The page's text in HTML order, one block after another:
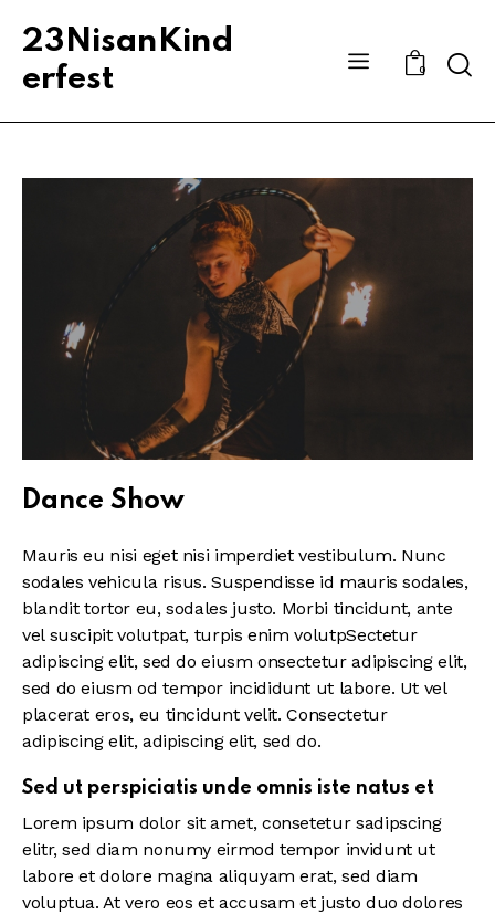
23NisanKind
erfest
0
Dance Show
Mauris eu nisi eget nisi imperdiet vestibulum. Nunc
sodales vehicula risus. Suspendisse id mauris sodales,
blandit tortor eu, sodales justo. Morbi tincidunt, ante
vel suscipit volutpat, turpis enim volutpSectetur
adipiscing elit, sed do eiusm onsectetur adipiscing elit,
sed do eiusm od tempor incididunt ut labore. Ut vel
placerat eros, eu tincidunt velit. Consectetur
adipiscing elit, adipiscing elit, sed do.
Sed ut perspiciatis unde omnis iste natus et
Lorem ipsum dolor sit amet, consetetur sadipscing
elitr, sed diam nonumy eirmod tempor invidunt ut
labore et dolore magna aliquyam erat, sed diam
voluptua. At vero eos et accusam et justo duo dolores